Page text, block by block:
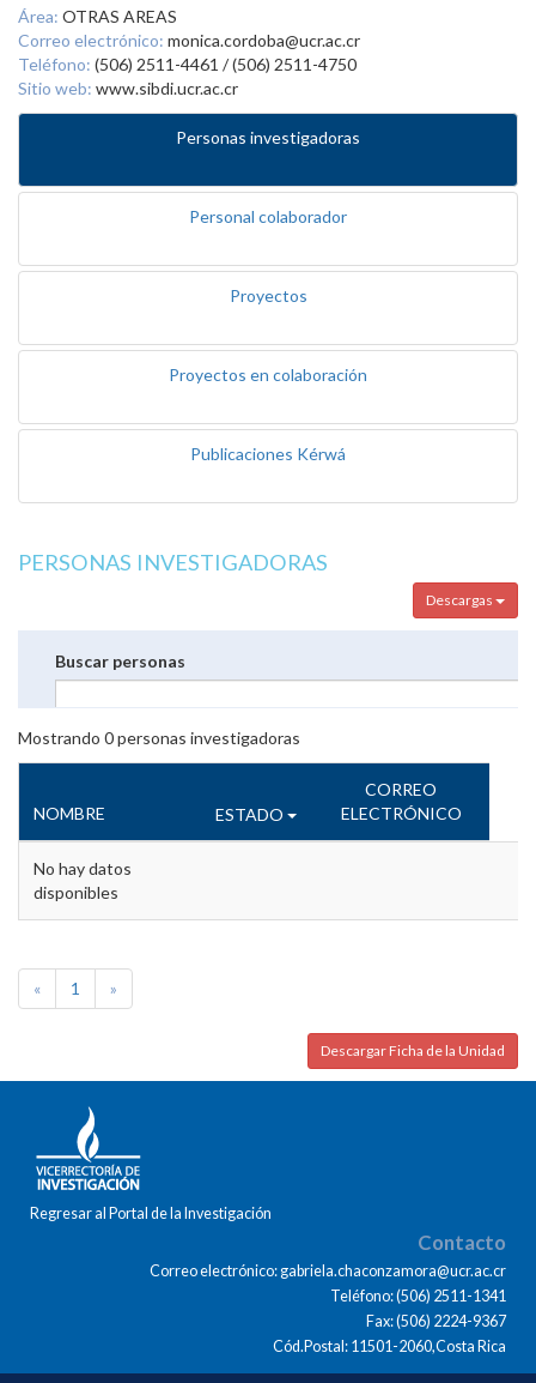
Área: OTRAS AREAS
Correo electrónico: monica.cordoba@ucr.ac.cr
Teléfono: (506) 2511-4461 / (506) 2511-4750
Sitio web: www.sibdi.ucr.ac.cr
Personas investigadoras
Personal colaborador
Proyectos
Proyectos en colaboración
Publicaciones Kérwá
PERSONAS INVESTIGADORAS
Descargas
Buscar personas
Mostrando 0personas investigadoras
NOMBRE ESTADO
CORREO
ELECTRÓNICO
No hay datos
disponibles
« 1 »
Descargar Ficha de la Unidad
Regresar al Portal de la Investigación
Contacto
Correo electrónico: gabriela.chaconzamora@ucr.ac.cr
Teléfono: (506) 2511-1341
Fax: (506) 2224-9367
Cód.Postal: 11501-2060,Costa Rica